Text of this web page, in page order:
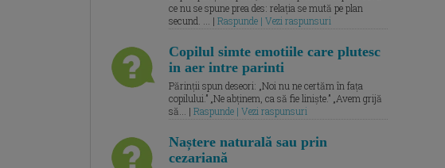
ce nu se spune prea des: relația se mută pe plan
secund. ... | Raspunde | Vezi raspunsuri
Copilul simte emotiile care plutesc
in aer intre parinti
Părinții spun deseori: „Noi nu ne certăm în fața
copilului.” „Ne abținem, ca să fie liniște.” „Avem grijă
să... | Raspunde | Vezi raspunsuri
Naștere naturală sau prin
cezariană